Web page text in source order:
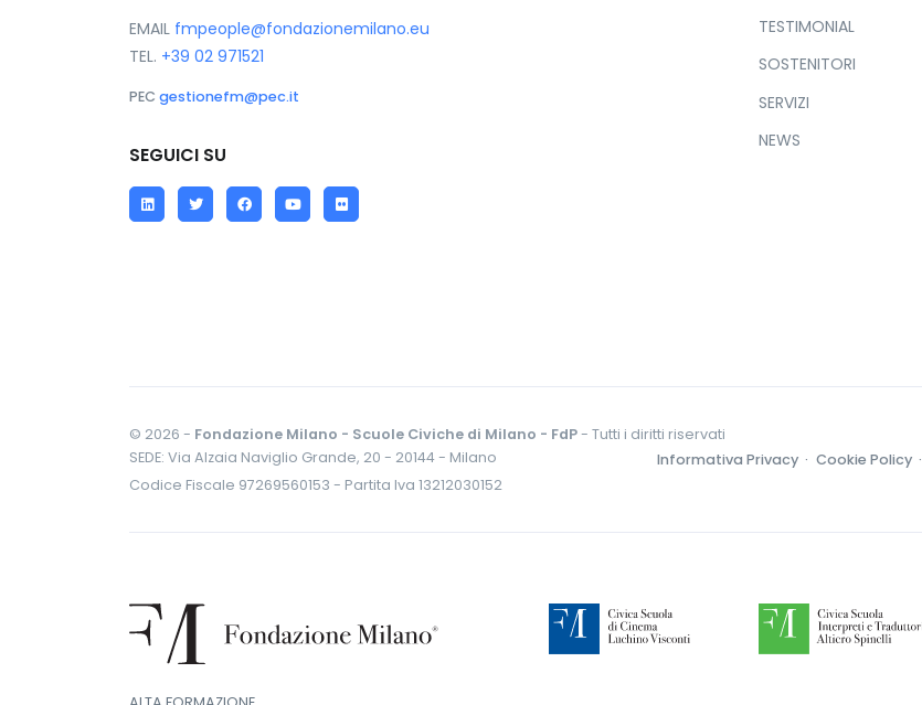
TESTIMONIAL
SOSTENITORI
SERVIZI
NEWS
EMAIL fmpeople@fondazionemilano.eu
TEL. +39 02 971521
PEC gestionefm@pec.it
SEGUICI SU
LinkedInTwitterFacebookYouTube
Flickr
© 2026 - Fondazione Milano - Scuole Civiche di Milano - FdP- Tutti i diritti riservati
SEDE: Via Alzaia Naviglio Grande, 20 - 20144 - Milano
Codice Fiscale 97269560153 - Partita Iva 13212030152
Informativa Privacy · Cookie Policy ·